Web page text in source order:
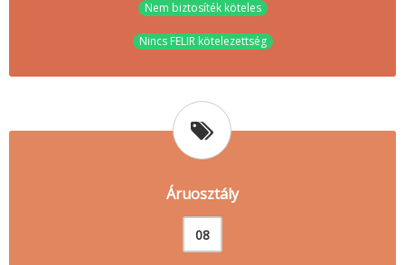
Nem biztosíték köteles
Nincs FELIR kötelezettség
Áruosztály
08